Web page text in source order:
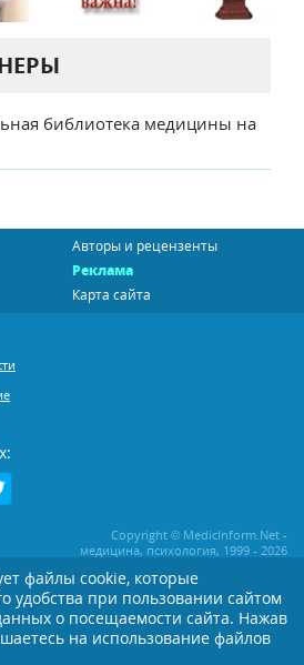
библиотека медицины на
Авторы и рецензенты
Реклама
Карта сайта
Copyright © MedicInform.Net -
медицина, психология, 1999 - 2026
статей нашего сайта строго
"Новости" допускается при наличии
ссылки на MedicInform.Net
в справочных целях. Редакция не всегда
файлы cookie, которые
удобства при пользовании сайтом
о посещаемости сайта. Нажав
на использование файлов